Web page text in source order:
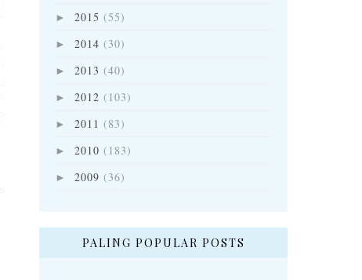
► 2015 (55)
► 2014 (30)
► 2013 (40)
► 2012 (103)
► 2011 (83)
► 2010 (183)
► 2009 (36)
PALING POPULAR POSTS